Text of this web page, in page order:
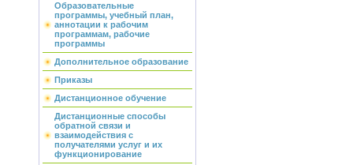
Образовательные
программы, учебный план,
аннотации к рабочим
программам, рабочие
программы
Дополнительное образование
Приказы
Дистанционное обучение
Дистанционные способы
обратной связи и
взаимодействия с
получателями услуг и их
функционирование